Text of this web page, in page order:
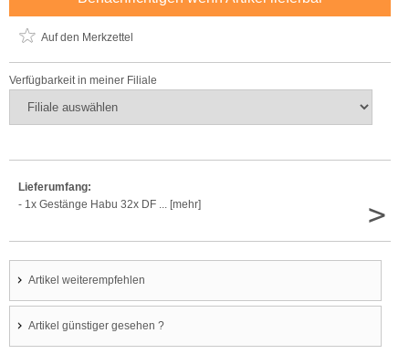
Auf den Merkzettel
Verfügbarkeit in meiner Filiale
Lieferumfang:
- 1x Gestänge Habu 32x DF ... [mehr]
>
Artikel weiterempfehlen
Artikel günstiger gesehen ?